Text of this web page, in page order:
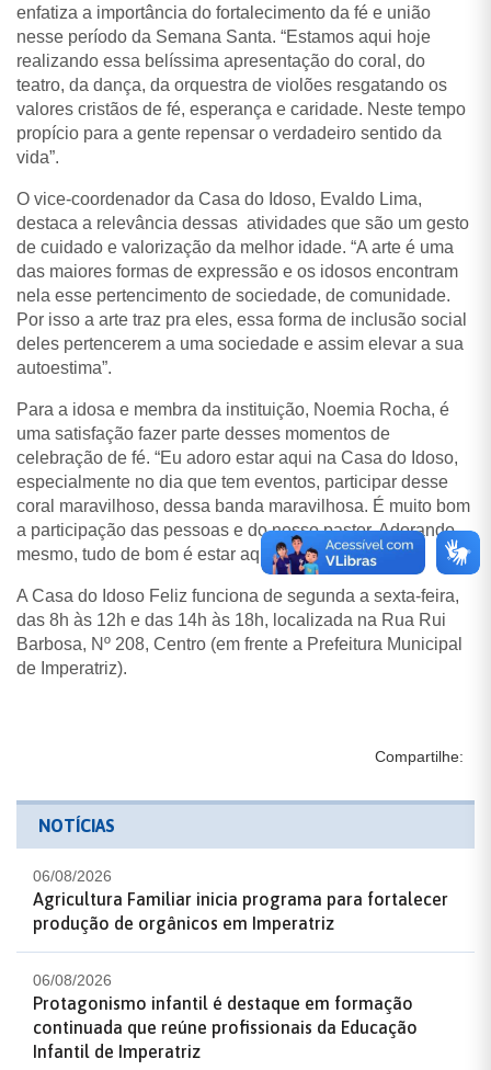
enfatiza a importância do fortalecimento da fé e união
nesse período da Semana Santa. “Estamos aqui hoje
realizando essa belíssima apresentação do coral, do
teatro, da dança, da orquestra de violões resgatando os
valores cristãos de fé, esperança e caridade. Neste tempo
propício para a gente repensar o verdadeiro sentido da
vida”.
O vice-coordenador da Casa do Idoso, Evaldo Lima,
destaca a relevância dessas atividades que são um gesto
de cuidado e valorização da melhor idade. “A arte é uma
das maiores formas de expressão e os idosos encontram
nela esse pertencimento de sociedade, de comunidade.
Por isso a arte traz pra eles, essa forma de inclusão social
deles pertencerem a uma sociedade e assim elevar a sua
autoestima”.
Para a idosa e membra da instituição, Noemia Rocha, é
uma satisfação fazer parte desses momentos de
celebração de fé. “Eu adoro estar aqui na Casa do Idoso,
especialmente no dia que tem eventos, participar desse
coral maravilhoso, dessa banda maravilhosa. É muito bom
a participação das pessoas e do nosso pastor. Adorando
mesmo, tudo de bom é estar aqui na Casa do Idoso.
A Casa do Idoso Feliz funciona de segunda a sexta-feira,
das 8h às 12h e das 14h às 18h, localizada na Rua Rui
Barbosa, Nº 208, Centro (em frente a Prefeitura Municipal
de Imperatriz).
Compartilhe:
NOTÍCIAS
06/08/2026
Agricultura Familiar inicia programa para fortalecer
produção de orgânicos em Imperatriz
06/08/2026
Protagonismo infantil é destaque em formação
continuada que reúne profissionais da Educação
Infantil de Imperatriz